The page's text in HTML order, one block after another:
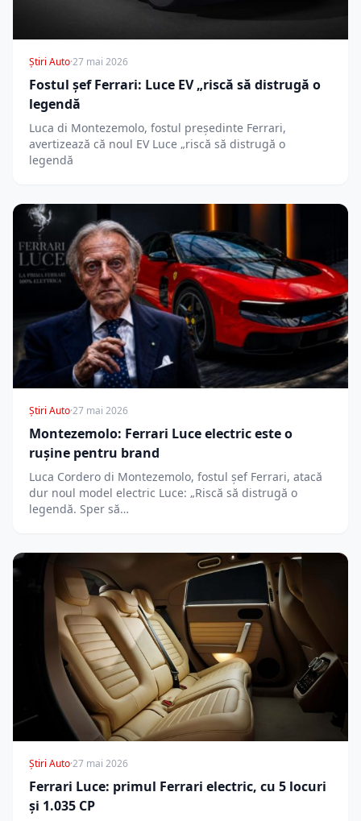
Știri Auto·27 mai 2026
Fostul șef Ferrari: Luce EV „riscă să distrugă o
legendă
Luca di Montezemolo, fostul președinte Ferrari,
avertizează că noul EV Luce „riscă să distrugă o
legendă
Știri Auto·27 mai 2026
Montezemolo: Ferrari Luce electric este o
rușine pentru brand
Luca Cordero di Montezemolo, fostul șef Ferrari, atacă
dur noul model electric Luce: „Riscă să distrugă o
legendă. Sper să…
Știri Auto·27 mai 2026
Ferrari Luce: primul Ferrari electric, cu 5 locuri
și 1.035 CP